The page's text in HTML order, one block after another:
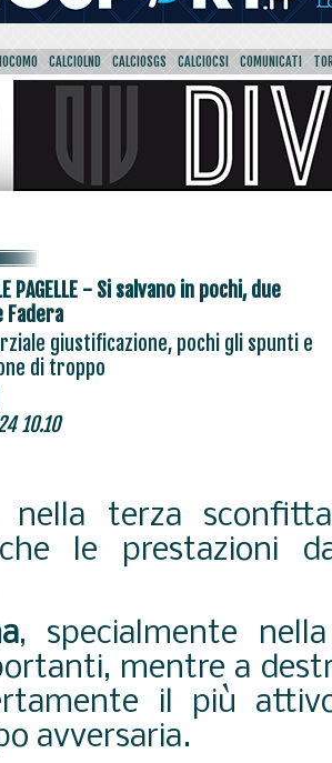
CALCIOLND CALCIOSGS CALCIOCSI COMUNICATI
PAGELLE - Si salvano in pochi, due
Fadera
giustificazione, pochi gli spunti e
di troppo
10.10
nella terza
le prestazioni
, specialmente
mentre a
il più
avversaria.